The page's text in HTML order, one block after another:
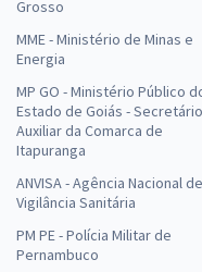
Grosso
MME - Ministério de Minas e
Energia
MP GO - Ministério Público
Estado de Goiás - Secretário
Auxiliar da Comarca de
Itapuranga
ANVISA - Agência Nacional de
Vigilância Sanitária
PM PE - Polícia Militar de
Pernambuco